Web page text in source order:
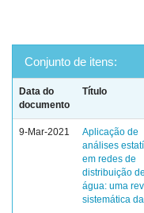
Conjunto de itens:
Data do
documento
Título
9-Mar-2021
Aplicação de
análises
em redes de
distribuição de
água: uma
sistemática